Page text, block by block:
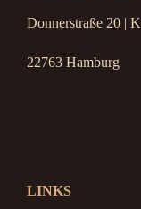
Donnerstraße 20 |
22763 Hamburg
LINKS